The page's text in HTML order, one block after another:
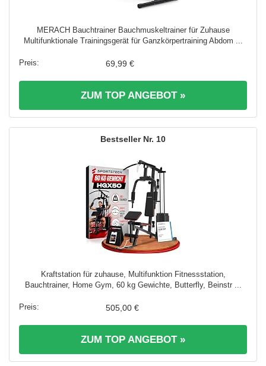
MERACH Bauchtrainer Bauchmuskeltrainer für Zuhause
Multifunktionale Trainingsgerät für Ganzkörpertraining Abdom ...
69,99 €
ZUM TOP ANGEBOT »
10
Kraftstation für zuhause, Multifunktion Fitnessstation,
Bauchtrainer, Home Gym, 60 kg Gewichte, Butterfly, Beinstr ...
505,00 €
ZUM TOP ANGEBOT »